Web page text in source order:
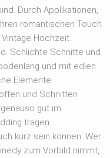
Durch Applikationen,
romantischen Touch.
Hochzeit.
Schlichte Schnitte und
und mit edlen
Elemente.
und Schnitten
gut im
tragen.
kurz sein können. Wer
zum Vorbild nimmt,